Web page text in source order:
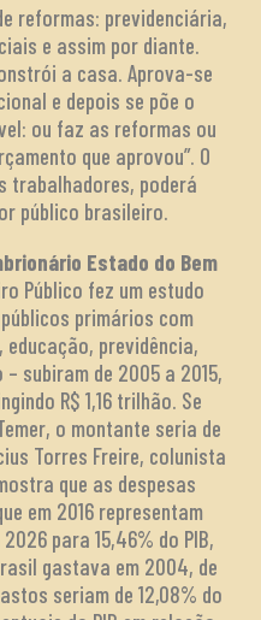
reformas: previdenciária,
e assim por diante.
a casa. Aprova-se
e depois se põe o
ou faz as reformas ou
que aprovou”. O
trabalhadores, poderá
público brasileiro.
Estado do Bem
Público fez um estudo
primários com
previdência,
subiram de 2005 a 2015,
R$ 1,16 trilhão. Se
o montante seria de
Torres Freire, colunista
que as despesas
em 2016 representam
para 15,46% do PIB,
gastava em 2004, de
seriam de 12,08% do